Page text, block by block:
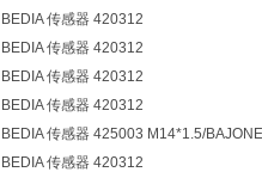
BEDIA 传感器 420312
BEDIA 传感器 420312
BEDIA 传感器 420312
BEDIA 传感器 420312
BEDIA 传感器 425003 M14*1.5/
BEDIA 传感器 420312